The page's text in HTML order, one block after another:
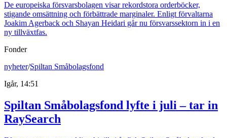
De europeiska försvarsbolagen visar rekordstora orderböcker,
stigande omsättning och förbättrade marginaler. Enligt förvaltarna
Joakim Agerback och Shayan Heidari går nu försvarssektorn in i en
ny tillväxtfas.
Fonder
nyheter/Spiltan Småbolagsfond
Igår, 14:51
Spiltan Småbolagsfond lyfte i juli – tar in
RaySearch